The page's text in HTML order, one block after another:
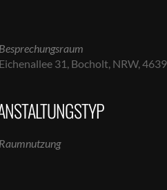
Besprechungsraum
Eichenallee 31, Bocholt, NRW,
Raumnutzung